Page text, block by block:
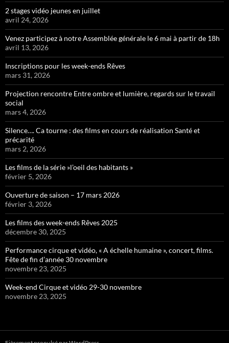
2 stages vidéo jeunes en juillet
avril 24, 2026
Venez participez à notre Assemblée générale le 6 mai à partir de 18h
avril 13, 2026
Inscriptions pour les week-ends Rêves
mars 31, 2026
Projection rencontre Entre ombre et lumière, regards sur le travail
social
mars 4, 2026
Silence…. Ca tourne : des films en cours de réalisation Santé et
précarité
mars 2, 2026
Les films de la série »l’oeil des habitants »
février 5, 2026
Ouverture de saison – 17 mars 2026
février 3, 2026
Les films des week-ends Rêves 2025
décembre 30, 2025
Performance cirque et vidéo, « A échelle humaine », concert, films.
Fête de fin d’année 30 novembre
novembre 23, 2025
Week-end Cirque et vidéo 29-30 novembre
novembre 23, 2025